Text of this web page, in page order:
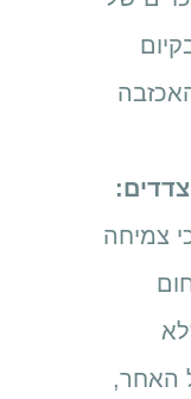
צמיחה
האחר,